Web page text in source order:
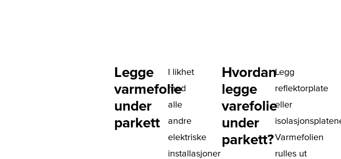
Legge
varmefolie
under
parkett
I likhet
med
alle
andre
elektriske
installasjoner
Hvordan
legge
varefolie
under
parkett?
Legg
reflektorplate
eller
Varmefolien
rulles ut